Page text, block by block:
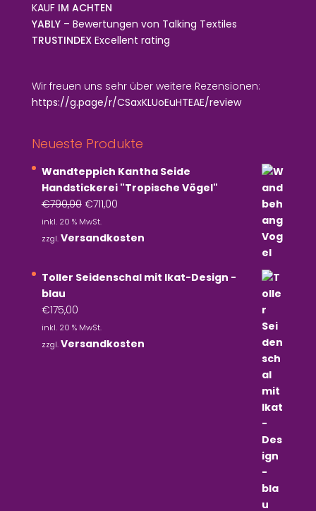
KAUF IM ACHTEN
YABLY– Bewertungen von Talking Textiles
TRUSTINDEXExcellent rating
Wir freuen uns sehr über weitere Rezensionen:
https://g.page/r/CSaxKLUoEuHTEAE/review
Neueste Produkte
Wandteppich Kantha Seide
Handstickerei "Tropische Vögel"
€790,00 Ursprünglicher
Preis
war:
€711,00Aktueller
ist:
inkl. 20 % MwSt.
zzgl.Versandkosten
Toller Seidenschal mit Ikat-Design -
blau
€175,00
inkl. 20 % MwSt.
zzgl.Versandkosten